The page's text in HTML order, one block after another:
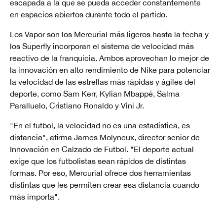
escapada a la que se pueda acceder constantemente
en espacios abiertos durante todo el partido.
Los Vapor son los Mercurial más ligeros hasta la fecha y
los Superfly incorporan el sistema de velocidad más
reactivo de la franquicia. Ambos aprovechan lo mejor de
la innovación en alto rendimiento de Nike para potenciar
la velocidad de las estrellas más rápidas y ágiles del
deporte, como Sam Kerr, Kylian Mbappé, Salma
Paralluelo, Cristiano Ronaldo y Vini Jr.
"En el futbol, la velocidad no es una estadística, es
distancia", afirma James Molyneux, director senior de
Innovación en Calzado de Futbol. "El deporte actual
exige que los futbolistas sean rápidos de distintas
formas. Por eso, Mercurial ofrece dos herramientas
distintas que les permiten crear esa distancia cuando
más importa".